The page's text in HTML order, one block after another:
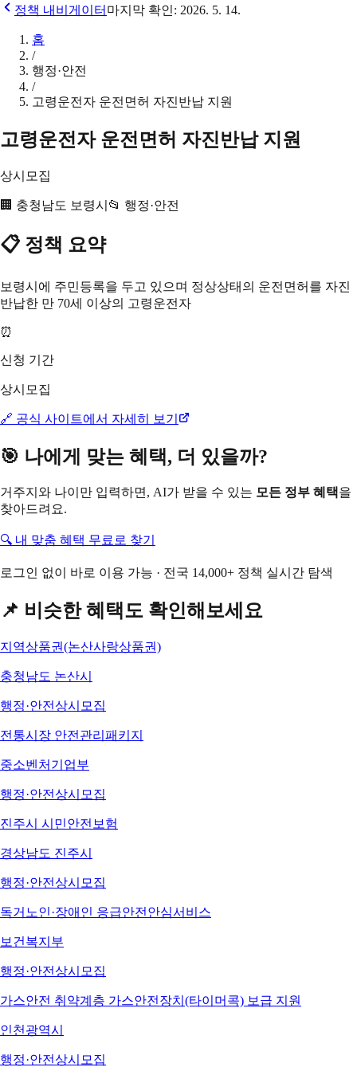
정책 내비게이터 마지막 확인: 2026. 5. 14.
홈
/
행정·안전
/
고령운전자 운전면허 자진반납 지원
고령운전자 운전면허 자진반납 지원
상시모집
🏢 충청남도 보령시 📂 행정·안전
📋 정책 요약
보령시에 주민등록을 두고 있으며 정상상태의 운전면허를 자진
반납한 만 70세 이상의 고령운전자
⏰
신청 기간
상시모집
🔗 공식 사이트에서 자세히 보기
🎯 나에게 맞는 혜택, 더 있을까?
거주지와 나이만 입력하면, AI가 받을 수 있는 모든 정부 혜택을
찾아드려요.
🔍 내 맞춤 혜택 무료로 찾기
로그인 없이 바로 이용 가능 · 전국 14,000+ 정책 실시간 탐색
📌 비슷한 혜택도 확인해보세요
지역상품권(논산사랑상품권)
충청남도 논산시
행정·안전상시모집
전통시장 안전관리패키지
중소벤처기업부
행정·안전상시모집
진주시 시민안전보험
경상남도 진주시
행정·안전상시모집
독거노인·장애인 응급안전안심서비스
보건복지부
행정·안전상시모집
가스안전 취약계층 가스안전장치(타이머콕) 보급 지원
인천광역시
행정·안전상시모집